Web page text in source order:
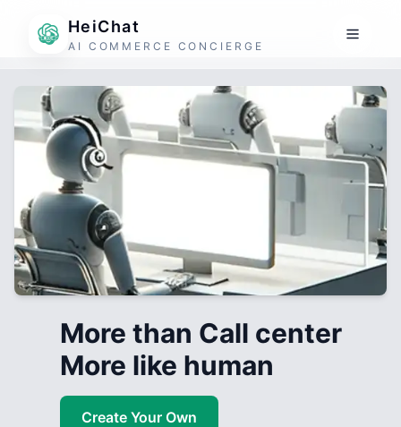
HeiChat
AI COMMERCE CONCIERGE
More than Call center
More like human
Create Your Own